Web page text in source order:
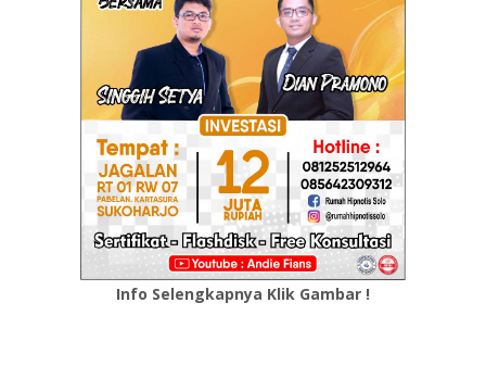
Info Selengkapnya Klik Gambar !